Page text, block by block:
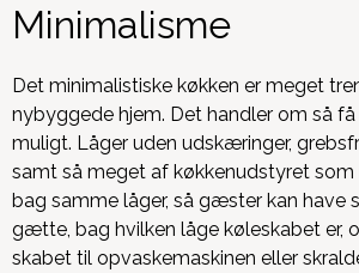
Minimalisme
Det minimalistiske køkken er meget
nybyggede hjem. Det handler om så
muligt. Låger uden udskæringer,
samt så meget af køkkenudstyret
bag samme låger, så gæster kan have
gætte, bag hvilken låge køleskabet er,
skabet til opvaskemaskinen eller